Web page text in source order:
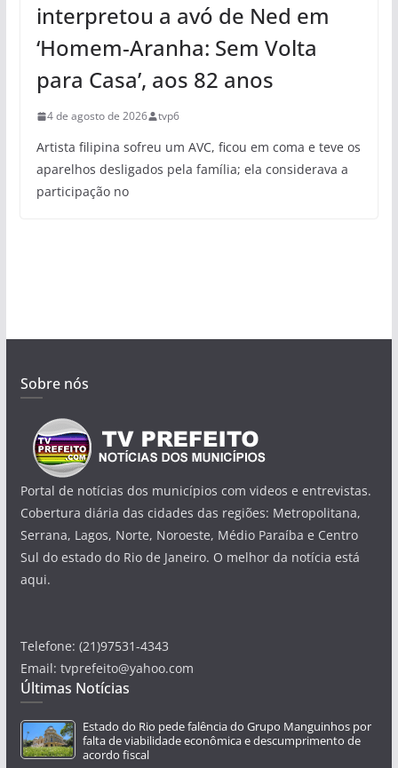
interpretou a avó de Ned em
‘Homem-Aranha: Sem Volta
para Casa’, aos 82 anos
4 de agosto de 2026 tvp6
Artista filipina sofreu um AVC, ficou em coma e teve os
aparelhos desligados pela família; ela considerava a
participação no
Sobre nós
Portal de notícias dos municípios com videos e entrevistas.
Cobertura diária das cidades das regiões: Metropolitana,
Serrana, Lagos, Norte, Noroeste, Médio Paraíba e Centro
Sul do estado do Rio de Janeiro. O melhor da notícia está
aqui.
Telefone: (21)97531-4343
Email: tvprefeito@yahoo.com
Últimas Notícias
Estado do Rio pede falência do Grupo Manguinhos por
falta de viabilidade econômica e descumprimento de
acordo fiscal